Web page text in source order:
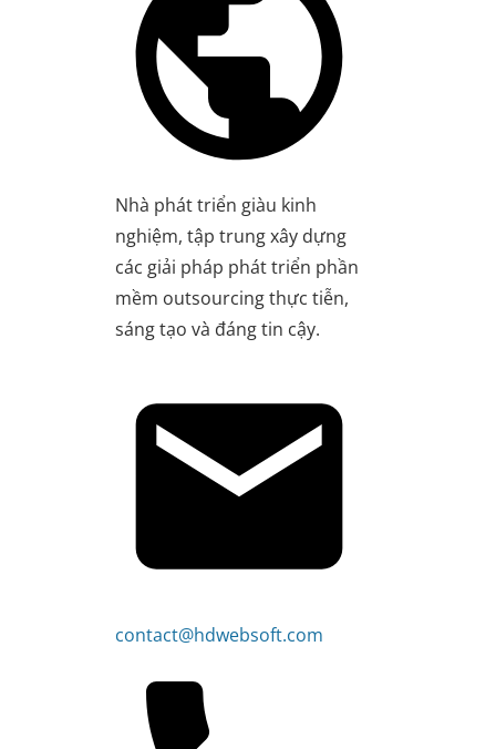
Nhà phát triển giàu kinh
nghiệm, tập trung xây dựng
các giải pháp phát triển phần
mềm outsourcing thực tiễn,
sáng tạo và đáng tin cậy.
contact@hdwebsoft.com